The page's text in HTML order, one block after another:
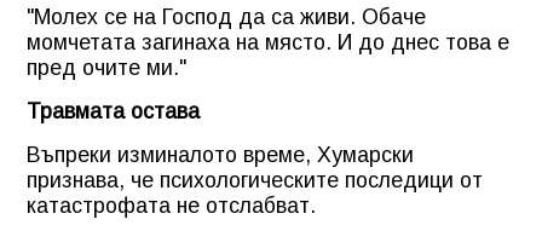
"Молех се на Господ да са живи. Обаче
момчетата загинаха на място. И до днес това е
пред очите ми."
Травмата остава
Въпреки изминалото време, Хумарски
признава, че психологическите последици от
катастрофата не отслабват.